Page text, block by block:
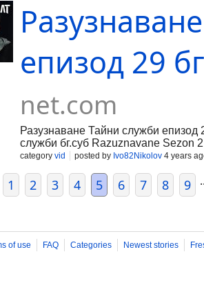
епизод 29
net.com
Разузнаване Тайни служби
служби бг.суб Razuznavane Sezon
category vid posted by Ivo82Nikolov 4 years
1 2 3 4 5 6 7 8 9
of use FAQ Categories Newest stories